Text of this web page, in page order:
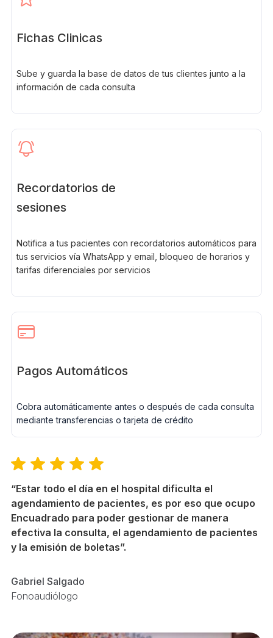
Fichas Clinicas
Sube y guarda la base de datos de tus clientes junto a la
información de cada consulta
Recordatorios de
sesiones
Notifica a tus pacientes con recordatorios automáticos para
tus servicios vía WhatsApp y email, bloqueo de horarios y
tarifas diferenciales por servicios
Pagos Automáticos
Cobra automáticamente antes o después de cada consulta
mediante transferencias o tarjeta de crédito
“Estar todo el día en el hospital dificulta el
agendamiento de pacientes, es por eso que ocupo
Encuadrado para poder gestionar de manera
efectiva la consulta, el agendamiento de pacientes
y la emisión de boletas”.
Gabriel Salgado
Fonoaudiólogo